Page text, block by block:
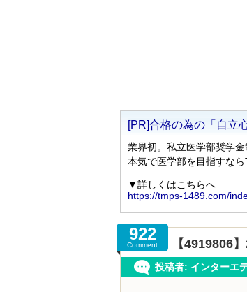
922
Comment 【4919806
投稿者: インターエ